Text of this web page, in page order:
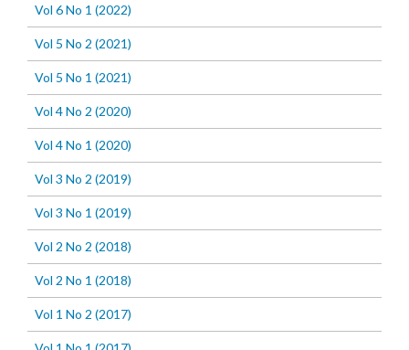
Vol 6 No 1 (2022)
Vol 5 No 2 (2021)
Vol 5 No 1 (2021)
Vol 4 No 2 (2020)
Vol 4 No 1 (2020)
Vol 3 No 2 (2019)
Vol 3 No 1 (2019)
Vol 2 No 2 (2018)
Vol 2 No 1 (2018)
Vol 1 No 2 (2017)